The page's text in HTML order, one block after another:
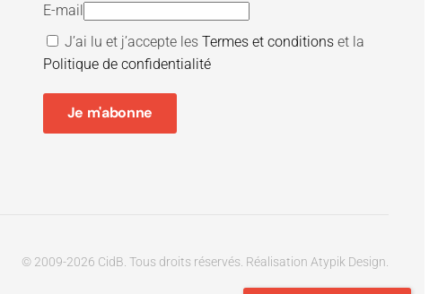
E-mail
J’ai lu et j’accepte lesTermes et conditions et la
Politique de confidentialité
Je m'abonne
© 2009-2026 CidB. Tous droits réservés. Réalisation Atypik Design